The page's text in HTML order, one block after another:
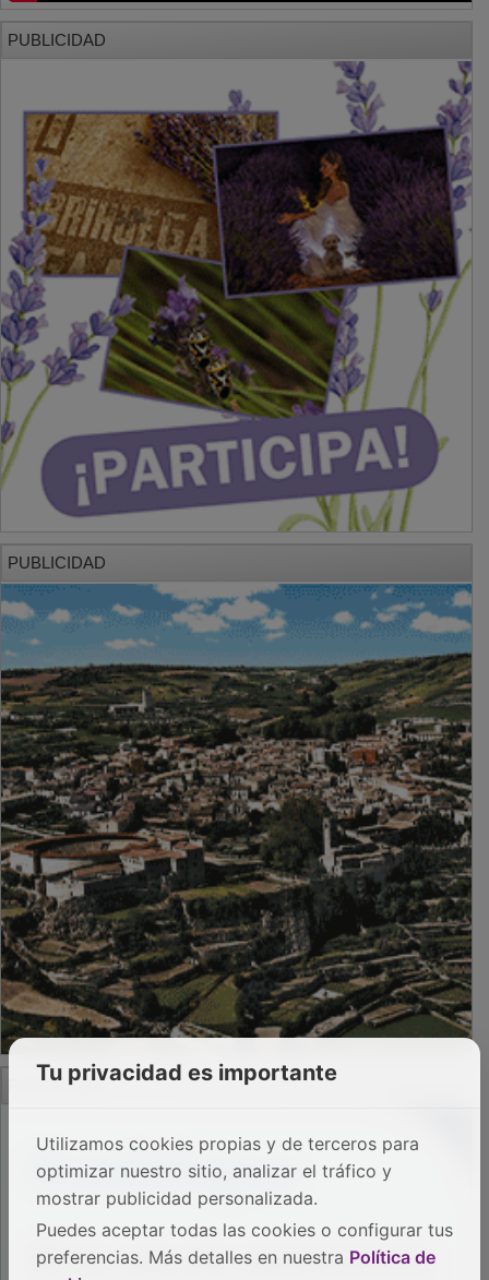
PUBLICIDAD
PUBLICIDAD
Tu privacidad es importante
Utilizamos cookies propias y de terceros para
optimizar nuestro sitio, analizar el tráfico y
mostrar publicidad personalizada.
Puedes aceptar todas las cookies o configurar tus
preferencias. Más detalles en nuestra Política de